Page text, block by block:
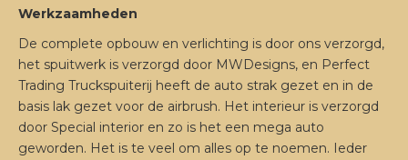
Werkzaamheden
De complete opbouw en verlichting is door ons verzorgd,
het spuitwerk is verzorgd door MWDesigns, en Perfect
Trading Truckspuiterij heeft de auto strak gezet en in de
basis lak gezet voor de airbrush. Het interieur is verzorgd
door Special interior en zo is het een mega auto
geworden. Het is te veel om alles op te noemen. Ieder